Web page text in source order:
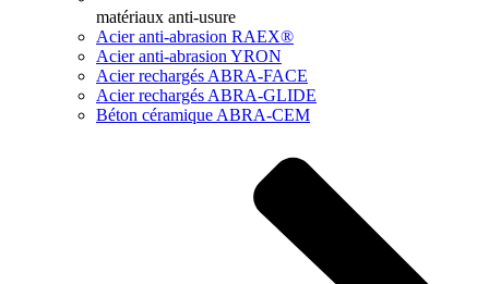
matériaux anti-usure
Acier anti-abrasion RAEX®
Acier anti-abrasion YRON
Acier rechargés ABRA-FACE
Acier rechargés ABRA-GLIDE
Béton céramique ABRA-CEM